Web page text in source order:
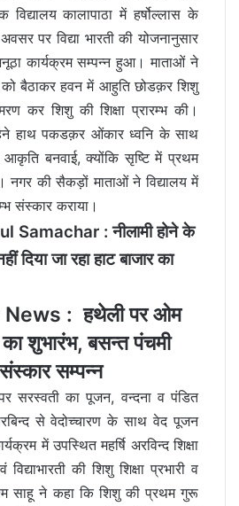
विद्यालय कालापाठा में हर्षोल्लास के
पर विद्या भारती की योजनानुसार
कार्यक्रम सम्पन्न हुआ। माताओं ने
को बैठाकर हवन में आहुति छोडक़र शिशु
कर शिशु की शिक्षा प्रारम्भ की।
हाथ पकडक़र ओंकार ध्वनि के साथ
आकृति बनवाई, क्योंकि सृष्टि में प्रथम
नगर की सैकड़ों माताओं ने विद्यालय में
संस्कार कराया।
Samachar : नीलामी होने के
दिया जा रहा हाट बाजार का
: हथेली पर ओम
का शुभारंभ, बसन्त पंचमी
संस्कार सम्पन्न
सरस्वती का पूजन, वन्दना व पंडित
से वेदोच्चारण के साथ वेद पूजन
में उपस्थित महर्षि अरविन्द शिक्षा
की शिशु शिक्षा प्रभारी व
साहू ने कहा कि शिशु की प्रथम गुरू